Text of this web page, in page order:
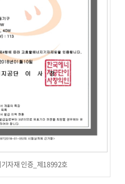
자재 인증_제18992호